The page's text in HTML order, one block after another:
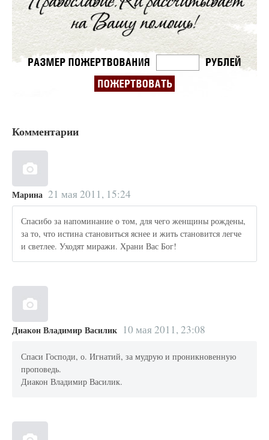
Комментарии
Марина 21 мая 2011, 15:24
Спасибо за напоминание о том, для чего женщины рождены,
за то, что истина становиться яснее и жить становится легче
и светлее. Уходят миражи. Храни Вас Бог!
Диакон Владимир Василик 10 мая 2011, 23:08
Спаси Господи, о. Игнатий, за мудрую и проникновенную
проповедь.
Диакон Владимир Василик.